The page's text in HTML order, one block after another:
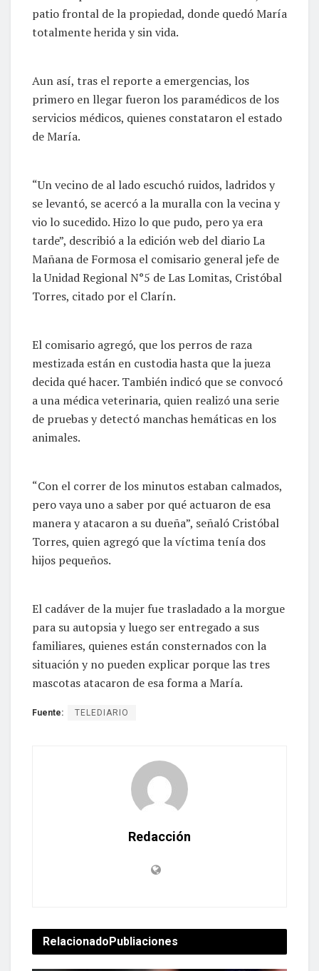
patio frontal de la propiedad, donde quedó María
totalmente herida y sin vida.
Aun así, tras el reporte a emergencias, los
primero en llegar fueron los paramédicos de los
servicios médicos, quienes constataron el estado
de María.
“Un vecino de al lado escuchó ruidos, ladridos y
se levantó, se acercó a la muralla con la vecina y
vio lo sucedido. Hizo lo que pudo, pero ya era
tarde”, describió a la edición web del diario La
Mañana de Formosa el comisario general jefe de
la Unidad Regional N°5 de Las Lomitas, Cristóbal
Torres, citado por el Clarín.
El comisario agregó, que los perros de raza
mestizada están en custodia hasta que la jueza
decida qué hacer. También indicó que se convocó
a una médica veterinaria, quien realizó una serie
de pruebas y detectó manchas hemáticas en los
animales.
“Con el correr de los minutos estaban calmados,
pero vaya uno a saber por qué actuaron de esa
manera y atacaron a su dueña”, señaló Cristóbal
Torres, quien agregó que la víctima tenía dos
hijos pequeños.
El cadáver de la mujer fue trasladado a la morgue
para su autopsia y luego ser entregado a sus
familiares, quienes están consternados con la
situación y no pueden explicar porque las tres
mascotas atacaron de esa forma a María.
Fuente: TELEDIARIO
Redacción
RelacionadoPubliaciones